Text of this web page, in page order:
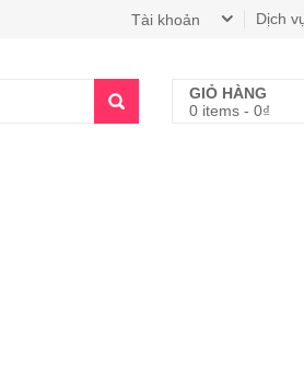
Dịch
Tài khoản
GIỎ HÀNG
0 items - 0₫